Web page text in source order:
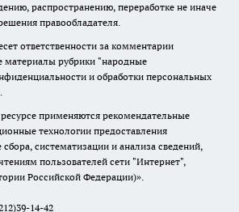
распространению, переработке не иначе
правообладателя.
ответственности за комментарии
материалы рубрики "народные
и обработки персональных
.
применяются рекомендательные
технологии предоставления
систематизации и анализа сведений,
пользователей сети "Интернет",
Российской Федерации)».
14-42